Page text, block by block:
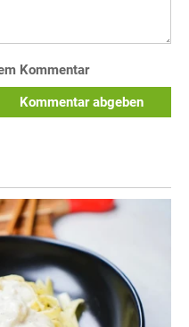
Kommentar
Kommentar abgeben